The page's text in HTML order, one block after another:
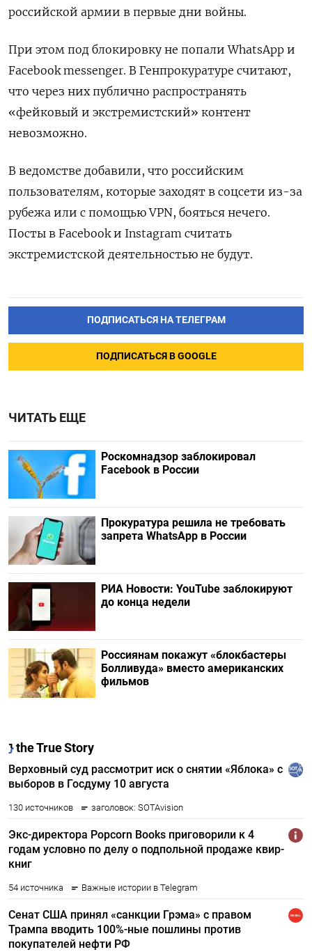
российской армии в первые дни войны.
При этом под блокировку не попали WhatsApp и
Facebook messenger. В Генпрокуратуре считают,
что через них публично распространять
«фейковый и экстремистский» контент
невозможно.
В ведомстве добавили, что российским
пользователям, которые заходят в соцсети из-за
рубежа или с помощью VPN, бояться нечего.
Посты в Facebook и Instagram считать
экстремистской деятельностью не будут.
ПОДПИСАТЬСЯ НА ТЕЛЕГРАМ
ПОДПИСАТЬСЯ В GOOGLE
ЧИТАТЬ ЕЩЕ
Роскомнадзор заблокировал
Facebook в России
Прокуратура решила не требовать
запрета WhatsApp в России
РИА Новости: YouTube заблокируют
до конца недели
Россиянам покажут «блокбастеры
Болливуда» вместо американских
фильмов